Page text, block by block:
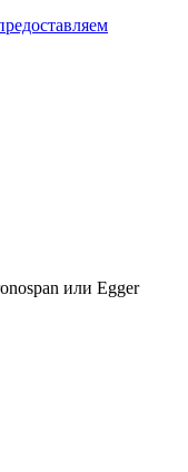
или Egger